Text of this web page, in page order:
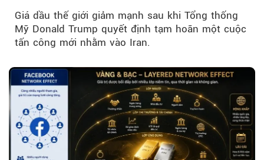
Giá dầu thế giới giảm mạnh sau khi Tổng thống
Mỹ Donald Trump quyết định tạm hoãn một cuộc
tấn công mới nhằm vào Iran.